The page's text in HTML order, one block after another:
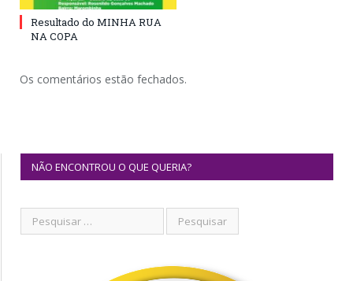
Resultado do MINHA RUA
NA COPA
Os comentários estão fechados.
NÃO ENCONTROU O QUE QUERIA?